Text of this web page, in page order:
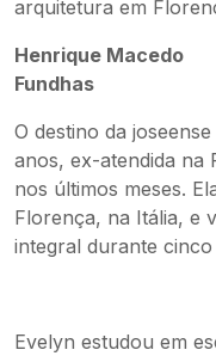
arquitetura em
Henrique Macedo
Fundhas
O destino da
anos, ex-atendida na
nos últimos meses.
Florença, na Itália, e
integral durante cinco
Evelyn estudou em